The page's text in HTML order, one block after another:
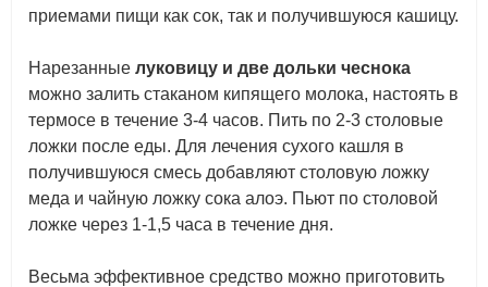
приемами пищи как сок, так и получившуюся кашицу.
Нарезанныелуковицу и две дольки чеснока
можно залить стаканом кипящего молока, настоять в
термосе в течение 3-4 часов. Пить по 2-3 столовые
ложки после еды. Для лечения сухого кашля в
получившуюся смесь добавляют столовую ложку
меда и чайную ложку сока алоэ. Пьют по столовой
ложке через 1-1,5 часа в течение дня.
Весьма эффективное средство можно приготовить